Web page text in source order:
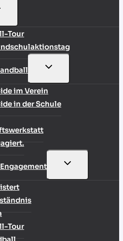
Tour
UNTERMENÜ
im Verein
in der Schule
UNTERMENÜ
Tour